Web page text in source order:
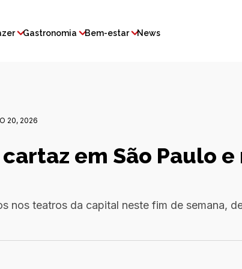
Gastronomia Bem-estar News
20, 2026
em São Paulo
nos teatros da capital neste fim de semana,